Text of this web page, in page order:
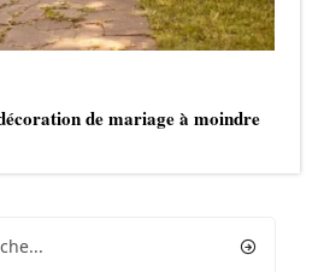
de mariage à moindre